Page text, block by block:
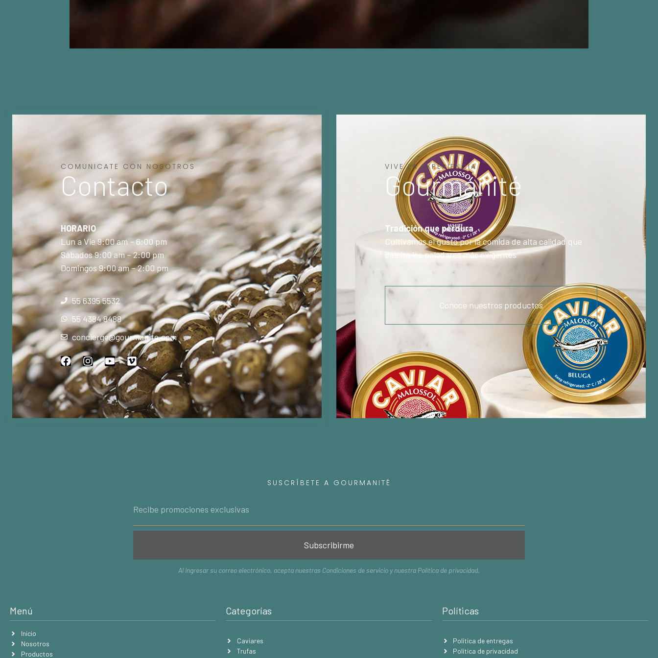
COMUNICATE CON NOSOTROS
Contacto
HORARIO
Lun a Vie 9:00 am – 6:00 pm
Sábados 9:00 am – 2:00 pm
Domingos 9:00 am – 2:00 pm
55 6395 5532
55 4384 8488
concierge@gourmanite.com
VIVE LA EXPERIENCIA
Gourmanité
Tradición que perdura
Cultivamos el gusto por la comida de alta calidad que
deleita los paladares más exigentes
Conoce nuestros productos
SUSCRÍBETE A GOURMANITÉ
Subscribirme
Al ingresar su correo electrónico, acepta nuestras Condiciones de servicio y nuestra Política de privacidad.
Menú
Inicio
Nosotros
Productos
Categorías
Caviares
Trufas
Políticas
Política de entregas
Política de privacidad